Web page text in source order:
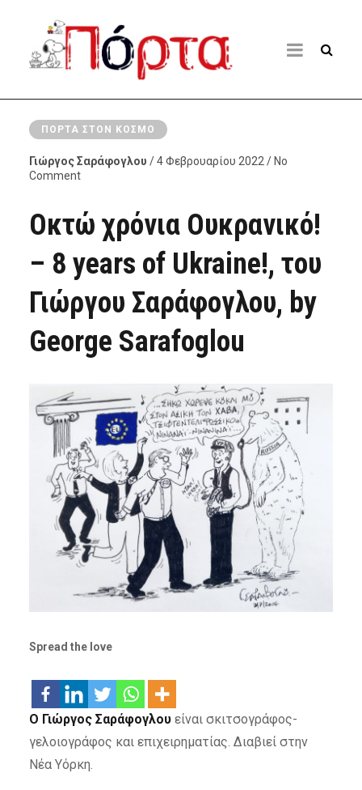
ΠΌΡΤΑ ΣΤΟΝ ΚΌΣΜΟ
Γιώργος Σαράφογλου / 4 Φεβρουαρίου 2022 / No
Comment
Οκτώ χρόνια Ουκρανικό!
– 8 years of Ukraine!, του
Γιώργου Σαράφογλου, by
George Sarafoglou
Spread the love
Ο Γιώργος Σαράφογλουείναι σκιτσογράφος-
γελοιογράφος και επιχειρηματίας. Διαβιεί στην
Νέα Υόρκη.